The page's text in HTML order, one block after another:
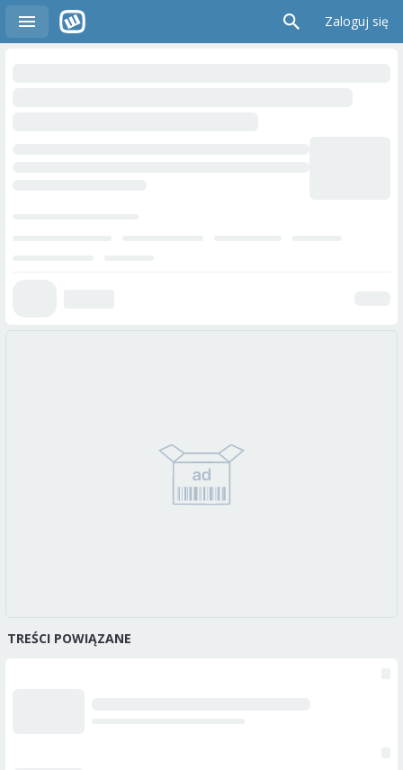
Zaloguj się
TREŚCI POWIĄZANE